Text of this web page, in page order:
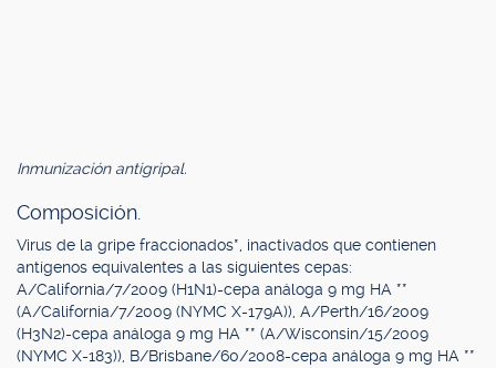
Inmunización antigripal.
Composición.
Virus de la gripe fraccionados*, inactivados que contienen
antígenos equivalentes a las siguientes cepas:
A/California/7/2009 (H1N1)-cepa análoga 9 mg HA **
(A/California/7/2009 (NYMC X-179A)), A/Perth/16/2009
(H3N2)-cepa análoga 9 mg HA ** (A/Wisconsin/15/2009
(NYMC X-183)), B/Brisbane/60/2008-cepa análoga 9 mg HA **